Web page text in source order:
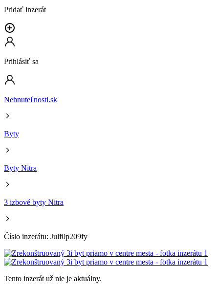
Pridať inzerát
Prihlásiť sa
Nehnuteľnosti.sk
Byty
Byty Nitra
3 izbové byty Nitra
Číslo inzerátu: Julf0p209fy
Tento inzerát už nie je aktuálny.